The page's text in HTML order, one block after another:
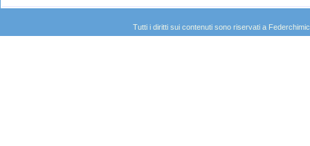
Tutti i diritti sui contenuti sono riservati a